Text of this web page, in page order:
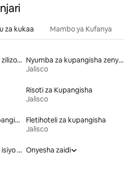
za kukaa Mambo ya Kufanya
Nyumba za kupangisha zilizo na ufikiaji wa ziwa
Nyumba za kupangisha zenye mabwawa
Jalisco
Risoti za Kupangisha
Jalisco
Magari ya malazi ya kupangisha
Fletihoteli za kupangisha
Jalisco
Nyumba ya kupangisha isiyo na ghorofa Onyesha zaidi